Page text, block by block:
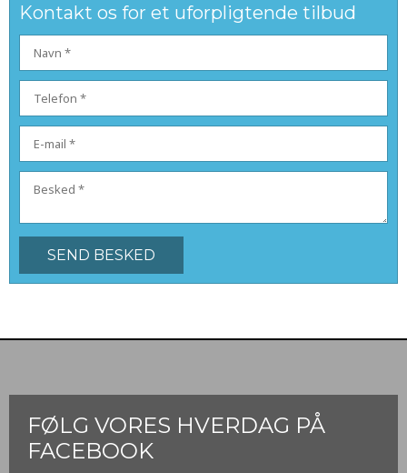
Kontakt os for et uforpligtende tilbud​
FØLG VORES HVERDAG PÅ
FACEBOOK